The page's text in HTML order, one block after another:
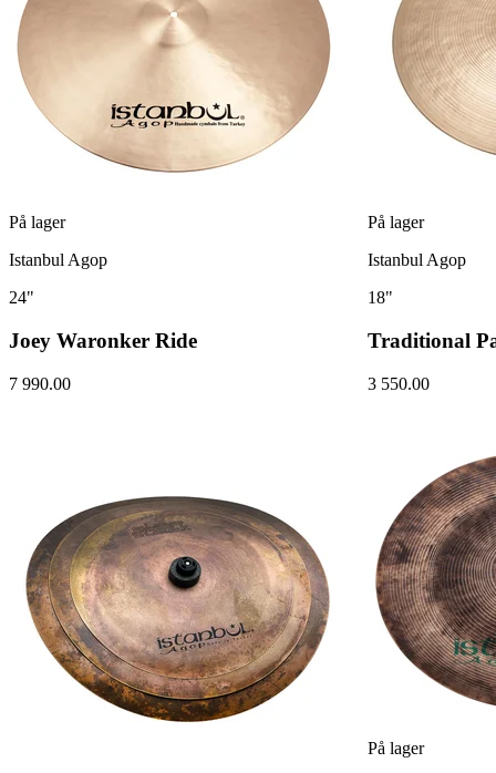
På lager
Istanbul Agop
24"
Joey Waronker Ride
7 990.00
På lager
Istanbul Agop
18"
Traditional
3 550.00
På lager